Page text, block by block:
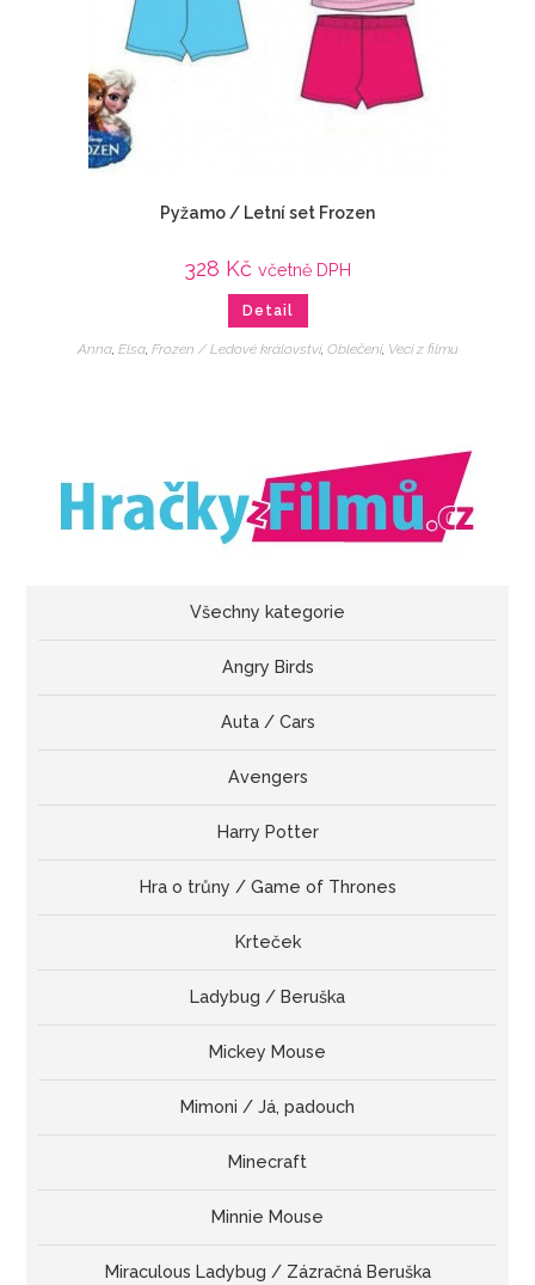
Pyžamo / Letní set Frozen
328 Kč včetně DPH
Detail
Anna, Elsa, Frozen / Ledové království, Oblečení, Veci z filmu
Všechny kategorie
Angry Birds
Auta / Cars
Avengers
Harry Potter
Hra o trůny / Game of Thrones
Krteček
Ladybug / Beruška
Mickey Mouse
Mimoni / Já, padouch
Minecraft
Minnie Mouse
Miraculous Ladybug / Zázračná Beruška